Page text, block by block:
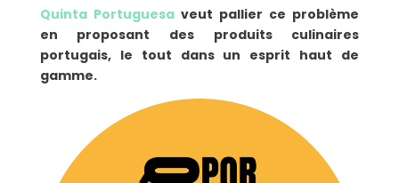
Quinta Portuguesaveut pallier ce problème
en proposant des produits culinaires
portugais, le tout dans un esprit haut de
gamme.